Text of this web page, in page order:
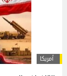
أمريكا